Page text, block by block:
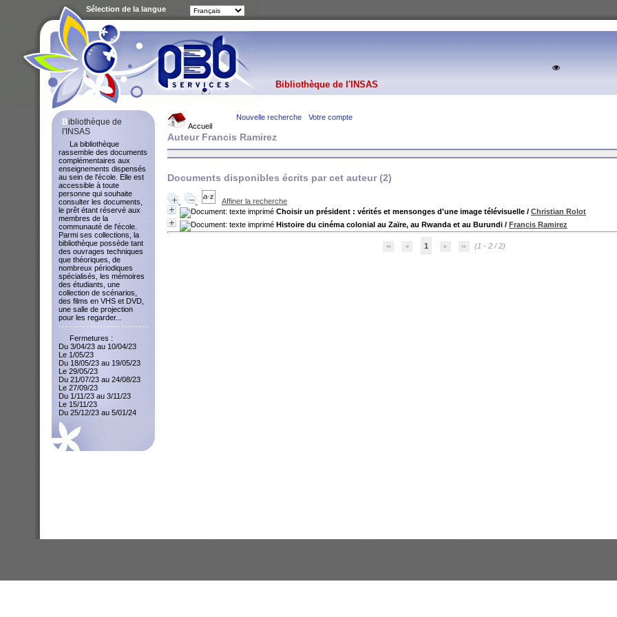
Accueil
Bibliothèque de l'INSAS
Nouvelle recherche Votre compte
Auteur Francis Ramirez
Documents disponibles écrits par cet auteur (2)
Affiner la recherche
Choisir un président : vérités et mensonges d'une image télévisuelle / Christian Rolot
Histoire du cinéma colonial au Zaïre, au Rwanda et au Burundi / Francis Ramirez
1 (1 - 2 / 2)
Bibliothèque de
l'INSAS
La bibliothèque
rassemble des documents
complémentaires aux
enseignements dispensés
au sein de l'école. Elle est
accessible à toute
personne qui souhaite
consulter les documents,
le prêt étant réservé aux
membres de la
communauté de l'école.
Parmi ses collections, la
bibliothèque possède tant
des ouvrages techniques
que théoriques, de
nombreux périodiques
spécialisés, les mémoires
des étudiants, une
collection de scénarios,
des films en VHS et DVD,
une salle de projection
pour les regarder...
Fermetures :
Du 3/04/23 au 10/04/23
Le 1/05/23
Du 18/05/23 au 19/05/23
Le 29/05/23
Du 21/07/23 au 24/08/23
Le 27/09/23
Du 1/11/23 au 3/11/23
Le 15/11/23
Du 25/12/23 au 5/01/24
Sélection de la langue